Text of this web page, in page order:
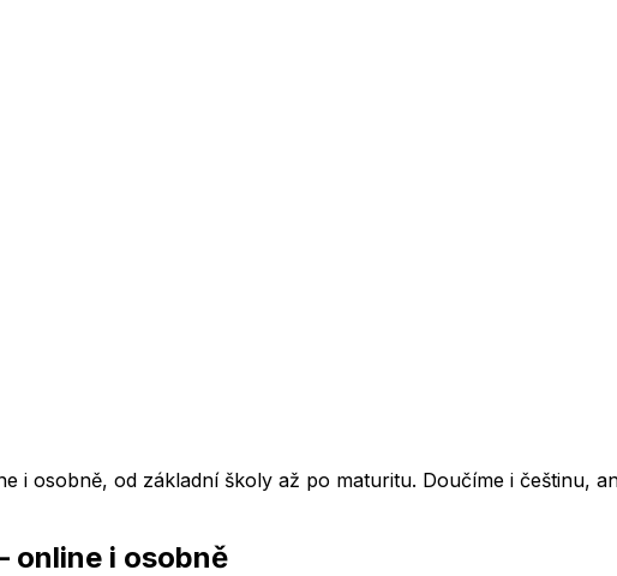
i osobně, od základní školy až po maturitu. Doučíme i češtinu,
online i osobně